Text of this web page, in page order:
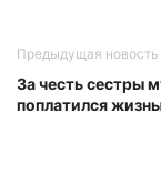
Предыдущая новость
За честь сестры
поплатился